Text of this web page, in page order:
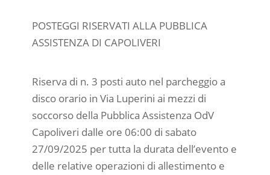
POSTEGGI RISERVATI ALLA PUBBLICA
ASSISTENZA DI CAPOLIVERI
Riserva di n. 3 posti auto nel parcheggio a
disco orario in Via Luperini ai mezzi di
soccorso della Pubblica Assistenza OdV
Capoliveri dalle ore 06:00 di sabato
27/09/2025 per tutta la durata dell’evento e
delle relative operazioni di allestimento e